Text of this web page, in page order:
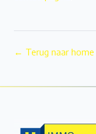
← Terug naar home